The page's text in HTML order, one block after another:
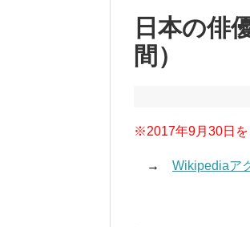
日本の俳
間）
※2017年9月30日を
→ Wikipediaア